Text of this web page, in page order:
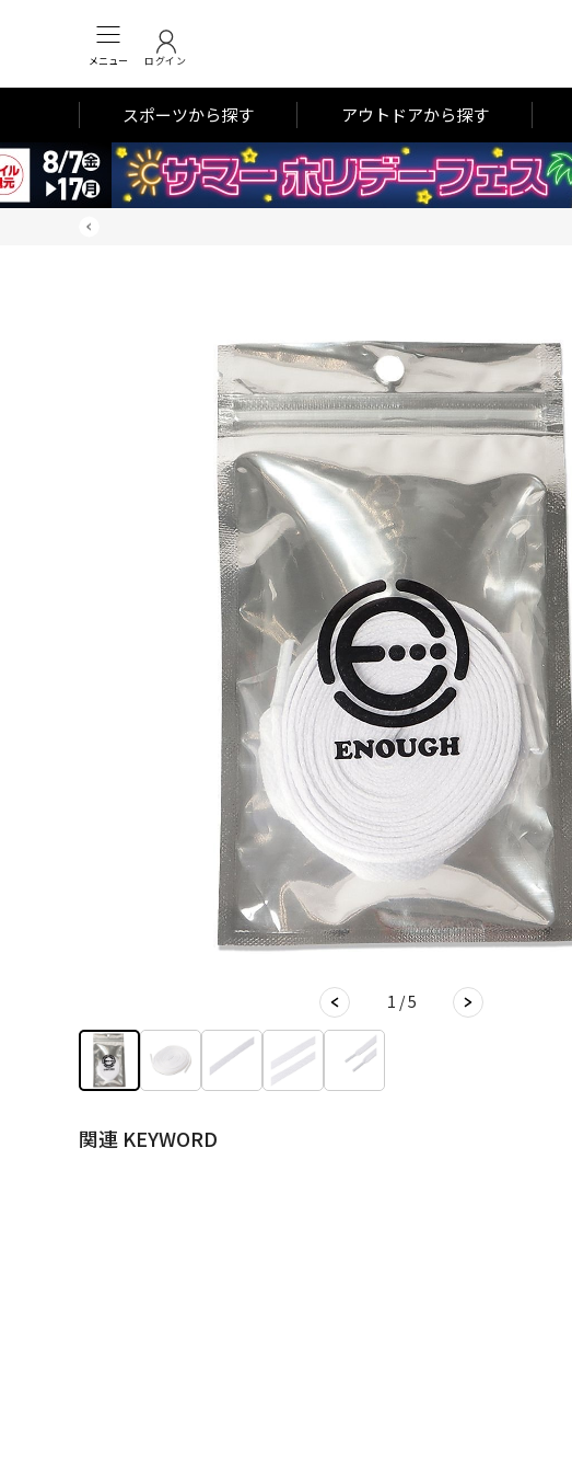
メニュー ログイン
スポーツから探す アウトドアから探す
1 / 5
関連 KEYWORD